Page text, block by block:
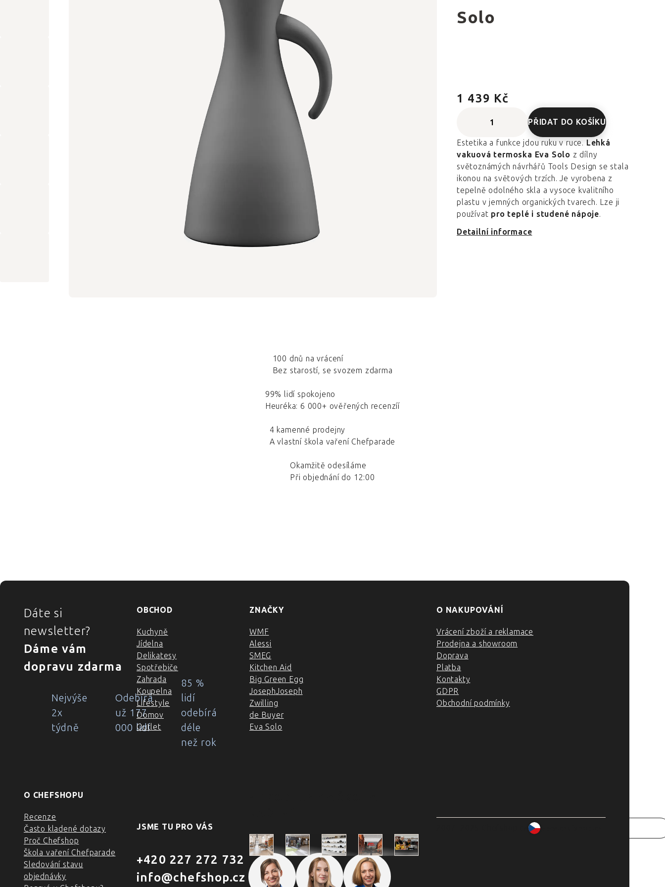
Solo
1 439 Kč
PŘIDAT DO KOŠÍKU
Estetika a funkce jdou ruku v ruce. Lehká
vakuová termoska Eva Solo z dílny
světoznámých návrhářů Tools Design se stala
ikonou na světových trzích. Je vyrobena z
tepelně odolného skla a vysoce kvalitního
plastu v jemných organických tvarech. Lze ji
používat pro teplé i studené nápoje.
Detailní informace
100 dnů na vrácení
Bez starostí, se svozem zdarma
99% lidí spokojeno
Heuréka: 6 000+ ověřených recenzíí
4 kamenné prodejny
A vlastní škola vaření Chefparade
Okamžitě odesíláme
Při objednání do 12:00
ZÁPATÍ
Dáte si
newsletter?
Dáme vám
dopravu zdarma
Nejvýše
2x
týdně
Odebírá
už 177
000 lidí
85 %
lidí
odebírá
déle
než rok
OBCHOD
Kuchyně
Jídelna
Delikatesy
Spotřebiče
Zahrada
Koupelna
Lifestyle
Domov
Outlet
ZNAČKY
WMF
Alessi
SMEG
Kitchen Aid
Big Green Egg
JosephJoseph
Zwilling
de Buyer
Eva Solo
O NAKUPOVÁNÍ
Vrácení zboží a reklamace
Prodejna a showroom
Doprava
Platba
Kontakty
GDPR
Obchodní podmínky
O CHEFSHOPU
Recenze
Často kladené dotazy
Proč Chefshop
Škola vaření Chefparade
Sledování stavu
objednávky
JSME TU PRO VÁS
+420 227 272 732
info@chefshop.cz
Praha Praha
Outlet
Brno
www.chefshop.cz